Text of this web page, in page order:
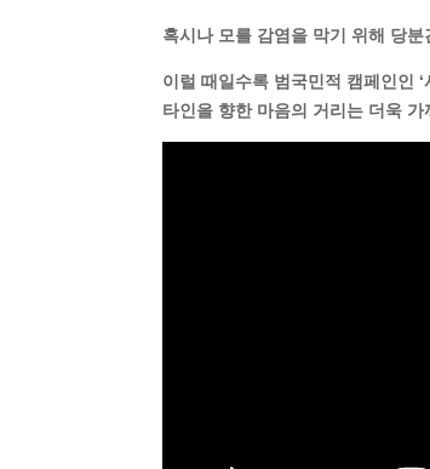
혹시나 모를 감염을 막기 위해 당
이럴 때일수록 범국민적 캠페인인
타인을 향한 마음의 거리는 더욱